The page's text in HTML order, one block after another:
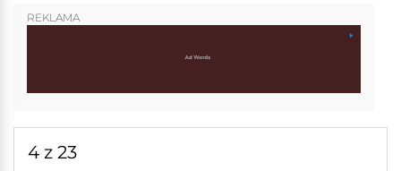
REKLAMA
4 z 23